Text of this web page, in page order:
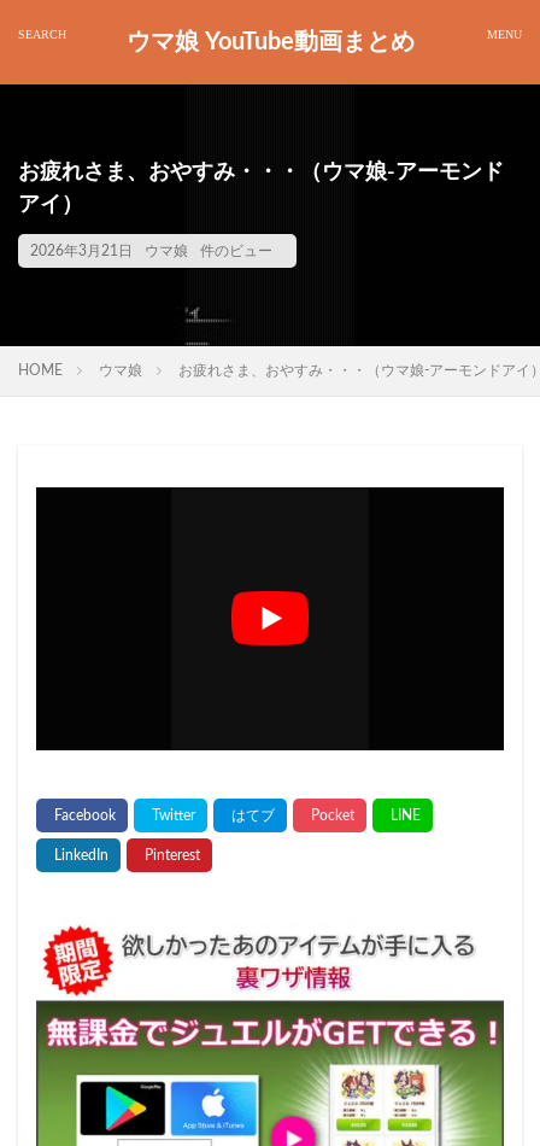
ウマ娘 YouTube動画まとめ
お疲れさま、おやすみ・・・（ウマ娘-アーモンド
アイ）
2026年3月21日 ウマ娘 件のビュー
HOME ウマ娘 お疲れさま、おやすみ・・・（ウマ娘-アーモンドアイ